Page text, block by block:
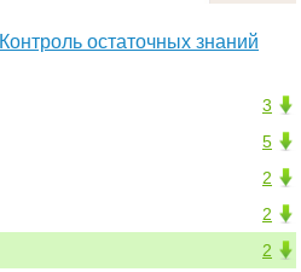
Контроль остаточных знаний
3
5
2
2
2